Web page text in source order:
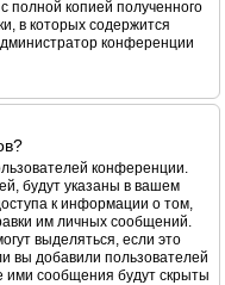
полной копией полученного
в которых содержится
конференции
конференции.
будут указаны в вашем
к информации о том,
им личных сообщений.
выделяться, если это
вы добавили пользователей
ими сообщения будут скрыты